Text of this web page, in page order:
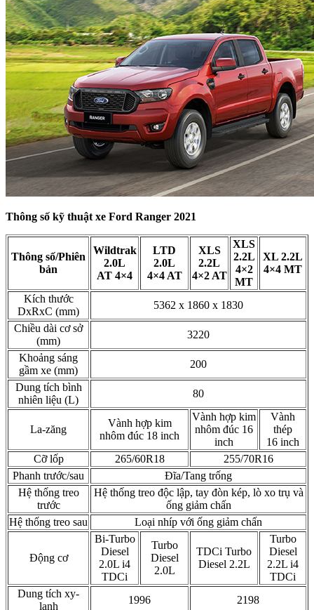
Thông số kỹ thuật xe Ford Ranger 2021
Thông số/Phiên
bản
Wildtrak
2.0L
AT 4×4
LTD
2.0L
4×4 AT
XLS
2.2L
4×2 AT
XLS
2.2L
4×2
MT
XL 2.2L
4×4 MT
Kích thước
DxRxC (mm)
5362 x 1860 x 1830
Chiều dài cơ sở
(mm)
3220
Khoảng sáng
gầm xe (mm)
200
Dung tích bình
nhiên liệu (L)
80
La-zăng
Vành hợp kim
nhôm đúc 18 inch
Vành hợp kim
nhôm đúc 16
inch
Vành
thép
16 inch
Cỡ lốp
265/60R18
255/70R16
Phanh trước/sau
Đĩa/Tang trống
Hệ thống treo
trước
Hệ thống treo độc lập, tay đòn kép, lò xo trụ và
ống giảm chấn
Hệ thống treo sau
Loại nhíp với ống giảm chấn
Động cơ
Bi-Turbo
Diesel
2.0L i4
TDCi
Turbo
Diesel
2.0L
TDCi Turbo
Diesel 2.2L
Turbo
Diesel
2.2L i4
TDCi
Dung tích xy-
lanh
1996 2198